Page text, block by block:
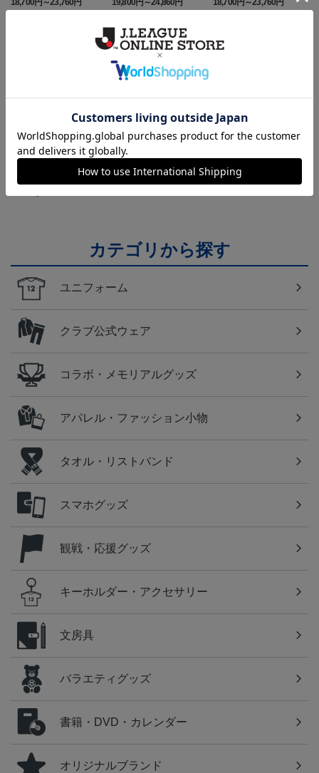
18,700円～23,760円
d）
19,800円～24,860円
d）
18,700円～23,760円
山形
モンテディオ山形のすべてのグッズをチェックした
い方に！全グッズ一覧はこちら！
カテゴリから探す
ユニフォーム
クラブ公式ウェア
コラボ・メモリアルグッズ
アパレル・ファッション小物
タオル・リストバンド
スマホグッズ
観戦・応援グッズ
キーホルダー・アクセサリー
文房具
バラエティグッズ
書籍・DVD・カレンダー
オリジナルブランド